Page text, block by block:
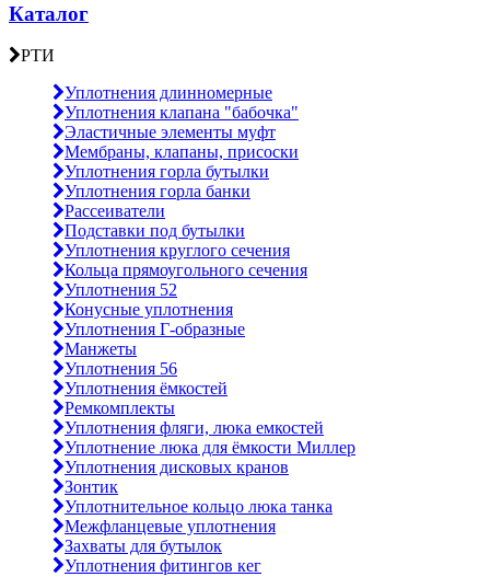
Каталог
РТИ
Уплотнения длинномерные
Уплотнения клапана "бабочка"
Эластичные элементы муфт
Мембраны, клапаны, присоски
Уплотнения горла бутылки
Уплотнения горла банки
Рассеиватели
Подставки под бутылки
Уплотнения круглого сечения
Кольца прямоугольного сечения
Уплотнения 52
Конусные уплотнения
Уплотнения Г-образные
Манжеты
Уплотнения 56
Уплотнения ёмкостей
Ремкомплекты
Уплотнения фляги, люка емкостей
Уплотнение люка для ёмкости Миллер
Уплотнения дисковых кранов
Зонтик
Уплотнительное кольцо люка танка
Межфланцевые уплотнения
Захваты для бутылок
Уплотнения фитингов кег